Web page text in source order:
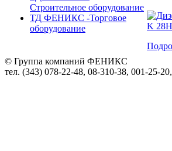
Строительное оборудование
ТД ФЕНИКС -Торговое
оборудование
© Группа компаний ФЕНИКС
тел. (343) 078-22-48, 08-310-38, 001-25-